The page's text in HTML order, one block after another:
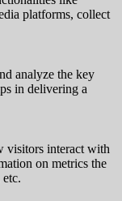
platforms, collect
analyze the key
in delivering a
visitors interact with
on metrics the